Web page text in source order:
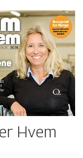
Hvem